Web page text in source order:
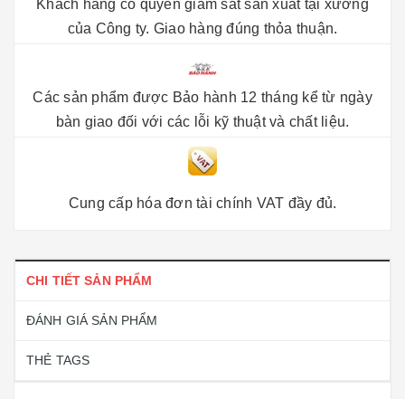
Khách hàng có quyền giám sát sản xuất tại xưởng
của Công ty. Giao hàng đúng thỏa thuận.
Các sản phẩm được Bảo hành 12 tháng kể từ ngày
bàn giao đối với các lỗi kỹ thuật và chất liệu.
Cung cấp hóa đơn tài chính VAT đầy đủ.
CHI TIẾT SẢN PHẨM
ĐÁNH GIÁ SẢN PHẨM
THẺ TAGS